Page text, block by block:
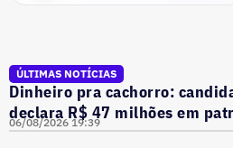
ÚLTIMAS NOTÍCIAS
Dinheiro pra cachorro:
declara R$ 47 milhões em
06/08/2026 19:39